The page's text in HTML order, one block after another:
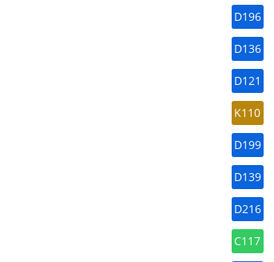
D196
D136
D121
K110
D199
D139
D216
C117